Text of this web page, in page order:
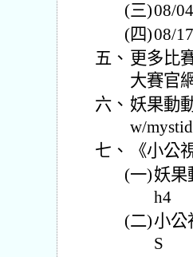
(三)08/
(四)08/
五、 更多比
大賽官
六、 妖果動
w/
七、
《小公
(一)妖果
h4
(二)小公
S